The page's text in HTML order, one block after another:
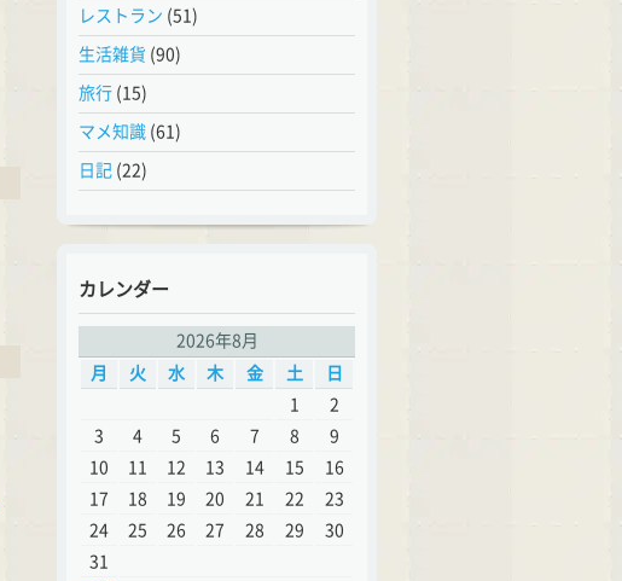
レストラン (51)
生活雑貨 (90)
旅行 (15)
マメ知識 (61)
日記 (22)
カレンダー
2026年8月
月
火 水 木 金 土
日
1
2
3
4 5 6 7 8
9
10
11 12 13 14 15
16
17
18 19 20 21 22
23
24
25 26 27 28 29
30
31